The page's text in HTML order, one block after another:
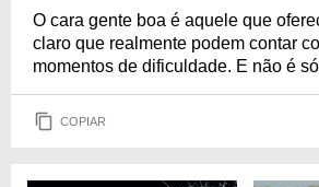
O cara gente boa é aquele que
claro que realmente podem contar
momentos de dificuldade. E não é
COPIAR